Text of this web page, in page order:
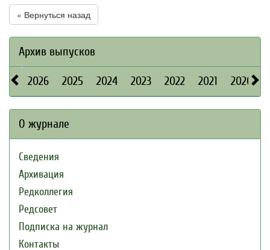
« Вернуться назад
Архив выпусков
2026 2025 2024 2023 2022 2021 2020
О журнале
Сведения
Архивация
Редколлегия
Редсовет
Подписка на журнал
Контакты